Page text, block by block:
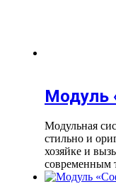
Модуль
Модульная
стильно и
хозяйке и
современным